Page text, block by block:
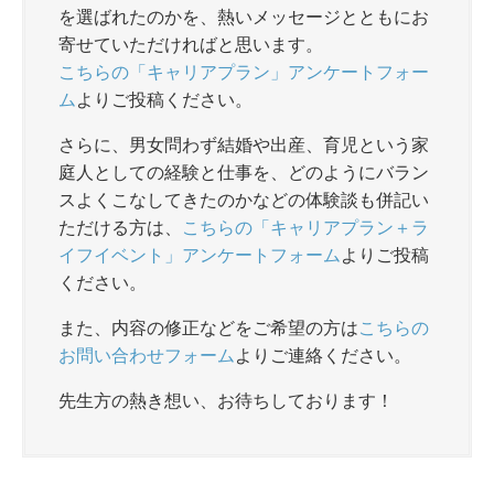
k
を選ばれたのかを、熱いメッセージとともにお
寄せていただければと思います。
こちらの「キャリアプラン」アンケートフォー
ム よりご投稿ください。
さらに、男女問わず結婚や出産、育児という家
庭人としての経験と仕事を、どのようにバラン
スよくこなしてきたのかなどの体験談も併記い
ただける方は、
こちらの「キャリアプラン＋ラ
イフイベント」アンケートフォーム よりご投稿
ください。
また、内容の修正などをご希望の方はこちらの
お問い合わせフォーム よりご連絡ください。
先生方の熱き想い、お待ちしております！